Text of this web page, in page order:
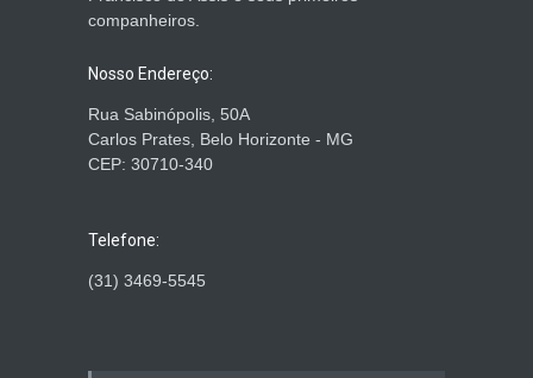
companheiros.
Nosso Endereço:
Rua Sabinópolis, 50A
Carlos Prates, Belo Horizonte - MG
CEP: 30710-340
Telefone:
(31) 3469-5545